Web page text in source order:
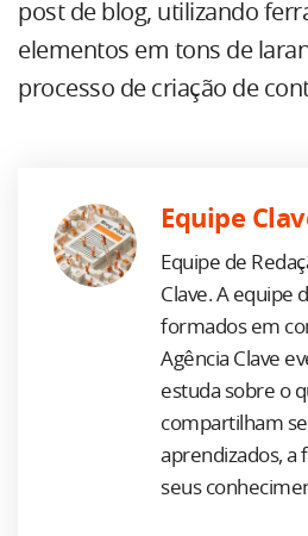
post de blog, utilizando
elementos em tons de
processo de criação de
Equipe
Equipe de
Clave. A equipe
formados em
Agência Clave
estuda sobre o
compartilham
aprendizados, a
seus